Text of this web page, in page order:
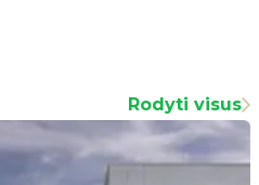
Rodyti visus